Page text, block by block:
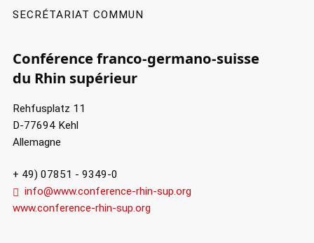
SECRÉTARIAT COMMUN
Conférence franco-germano-suisse
du Rhin supérieur
Rehfusplatz 11
D-77694 Kehl
Allemagne
+ 49) 07851 - 9349-0
info@www.conference-rhin-sup.org
www.conference-rhin-sup.org